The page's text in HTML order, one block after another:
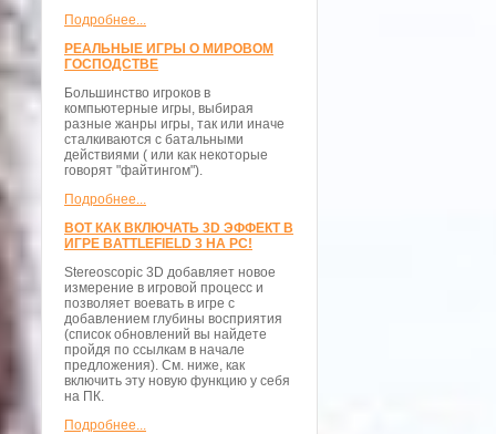
Подробнее...
РЕАЛЬНЫЕ ИГРЫ О МИРОВОМ
ГОСПОДСТВЕ
Большинство игроков в
компьютерные игры, выбирая
разные жанры игры, так или иначе
сталкиваются с батальными
действиями ( или как некоторые
говорят "файтингом").
Подробнее...
ВОТ КАК ВКЛЮЧАТЬ 3D ЭФФЕКТ В
ИГРЕ BATTLEFIELD 3 НА PC!
Stereoscopic 3D добавляет новое
измерение в игровой процесс и
позволяет воевать в игре с
добавлением глубины восприятия
(список обновлений вы найдете
пройдя по ссылкам в начале
предложения). См. ниже, как
включить эту новую функцию у себя
на ПК.
Подробнее...